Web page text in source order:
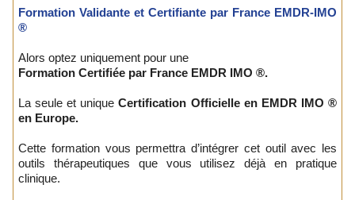
Formation Validante et Certifiante par France EMDR-IMO
®
Alors optez uniquement pour une
Formation Certifiée par France EMDR IMO ®.
La seule et uniqueCertification Officielle en EMDR IMO ®
en Europe.
Cette formation vous permettra d’intégrer cet outil avec les
outils thérapeutiques que vous utilisez déjà en pratique
clinique.